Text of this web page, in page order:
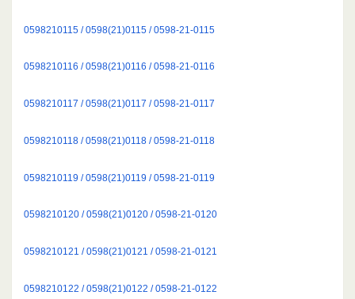
0598210115 / 0598(21)0115 / 0598-21-0115
0598210116 / 0598(21)0116 / 0598-21-0116
0598210117 / 0598(21)0117 / 0598-21-0117
0598210118 / 0598(21)0118 / 0598-21-0118
0598210119 / 0598(21)0119 / 0598-21-0119
0598210120 / 0598(21)0120 / 0598-21-0120
0598210121 / 0598(21)0121 / 0598-21-0121
0598210122 / 0598(21)0122 / 0598-21-0122